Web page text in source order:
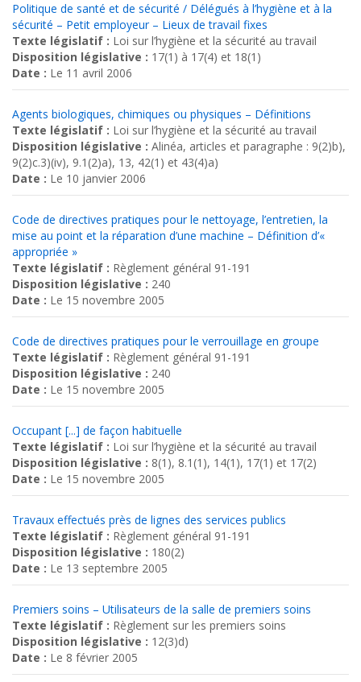
Politique de santé et de sécurité / Délégués à l’hygiène et à la
sécurité – Petit employeur – Lieux de travail fixes
Texte législatif : Loi sur l’hygiène et la sécurité au travail
Disposition législative : 17(1) à 17(4) et 18(1)
Date : Le 11 avril 2006
Agents biologiques, chimiques ou physiques – Définitions
Texte législatif : Loi sur l’hygiène et la sécurité au travail
Disposition législative : Alinéa, articles et paragraphe : 9(2)b),
9(2)c.3)(iv), 9.1(2)a), 13, 42(1) et 43(4)a)
Date : Le 10 janvier 2006
Code de directives pratiques pour le nettoyage, l’entretien, la
mise au point et la réparation d’une machine – Définition d’«
appropriée »
Texte législatif : Règlement général 91-191
Disposition législative : 240
Date : Le 15 novembre 2005
Code de directives pratiques pour le verrouillage en groupe
Texte législatif : Règlement général 91-191
Disposition législative : 240
Date : Le 15 novembre 2005
Occupant [...] de façon habituelle
Texte législatif : Loi sur l’hygiène et la sécurité au travail
Disposition législative : 8(1), 8.1(1), 14(1), 17(1) et 17(2)
Date : Le 15 novembre 2005
Travaux effectués près de lignes des services publics
Texte législatif : Règlement général 91-191
Disposition législative : 180(2)
Date : Le 13 septembre 2005
Premiers soins – Utilisateurs de la salle de premiers soins
Texte législatif : Règlement sur les premiers soins
Disposition législative : 12(3)d)
Date : Le 8 février 2005